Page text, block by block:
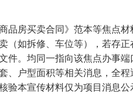
买卖合同》范本等焦点材
如拆修、车位等），若存
。均同一指向该焦点办事
户型面积等相关消息，全
本宣传材料仅为项目消息